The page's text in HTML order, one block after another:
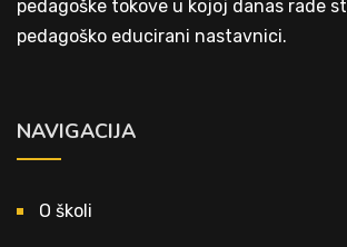
pedagoške tokove u kojoj danas rade
pedagoško educirani nastavnici.
NAVIGACIJA
O školi